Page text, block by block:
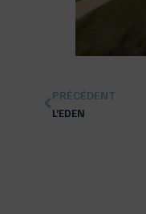
PRÉCÉDENT
L’EDEN